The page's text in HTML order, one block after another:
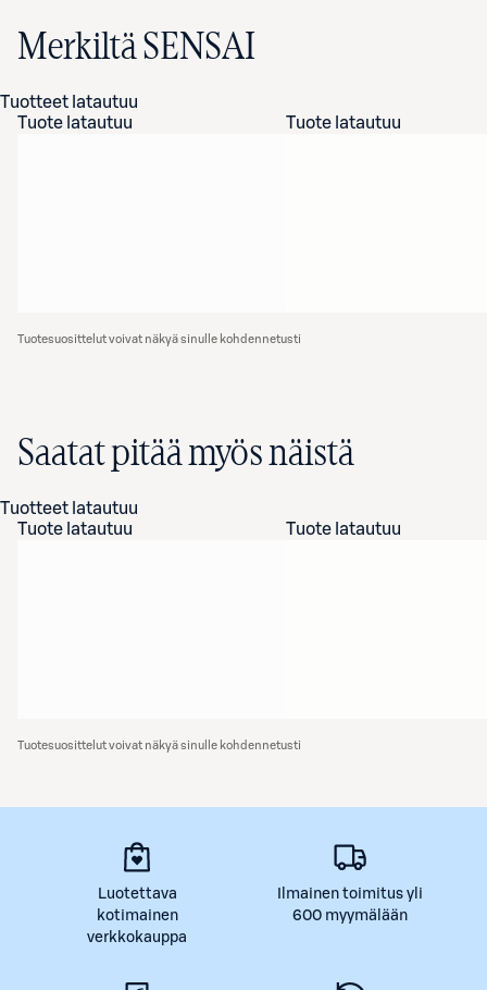
Merkiltä SENSAI
Tuotteet latautuu
Tuote latautuu
Tuote latautuu
Tuotesuosittelut voivat näkyä sinulle kohdennetusti
Saatat pitää myös näistä
Tuotteet latautuu
Tuote latautuu
Tuote latautuu
Tuotesuosittelut voivat näkyä sinulle kohdennetusti
Luotettava
kotimainen
verkkokauppa
Ilmainen toimitus yli
600 myymälään